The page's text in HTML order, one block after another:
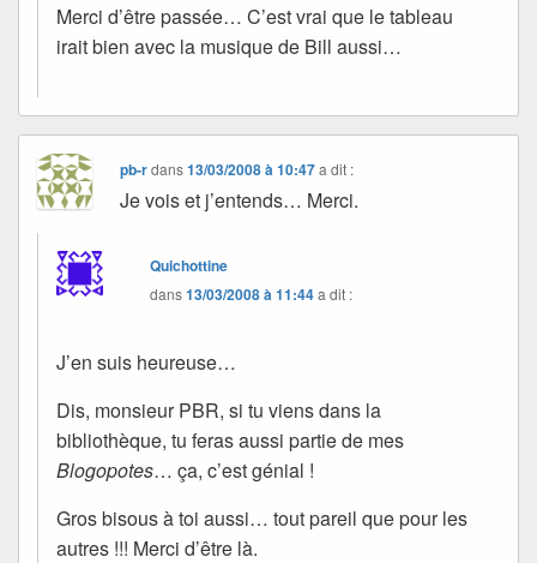
Merci d’être passée… C’est vrai que le tableau
irait bien avec la musique de Bill aussi…
pb-rdans13/03/2008 à 10:47 a dit :
Je vois et j’entends… Merci.
Quichottine
dans13/03/2008 à 11:44a dit :
J’en suis heureuse…
Dis, monsieur PBR, si tu viens dans la
bibliothèque, tu feras aussi partie de mes
Blogopotes… ça, c’est génial !
Gros bisous à toi aussi… tout pareil que pour les
autres !!! Merci d’être là.